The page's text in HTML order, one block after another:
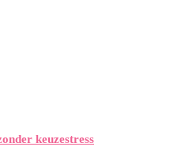
keuzestress